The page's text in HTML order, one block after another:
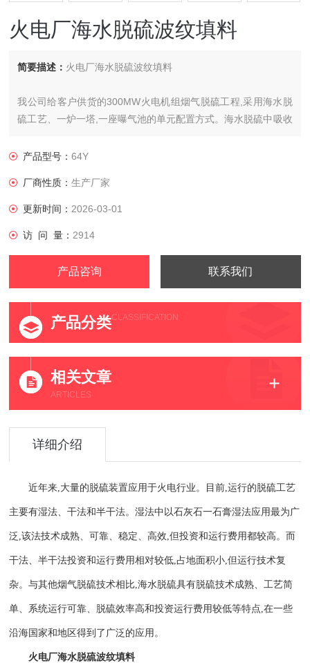
火电厂海水脱硫波纹填料
简要描述： 火电厂海水脱硫波纹填料​
我公司给客户供货的300MW火电机组烟气脱硫工程,采用海水脱
硫工艺、一炉一塔,一座曝气池的单元配置方式。海水脱硫中吸收
规整填料上面再放一段塑料PP雪花环填料。增效塔盘（格栅）用
场，同时具有协同除尘作用。该海水脱硫系统中来自冷凝器的海
水一部分进入逆流式填料吸收
产品型号：64Y
厂商性质：生产厂家
更新时间： 2026-03-01
访 问 量： 2914
产品咨询 联系我们
产品分类CLASSIFICATION
相关文章
ARTICLES
详细介绍
近年来,大量的脱硫装置应用于火电行业。目前,运行的脱硫工艺
主要有湿法、干法和半干法。湿法中以石灰石一石膏湿法应用最为广
泛,该法技术成熟、可靠、稳定、高效,但投资和运行费用都较高。而
干法、半干法投资和运行费用相对较低,占地面积小,但运行技术复
杂。与其他烟气脱硫技术相比,海水脱硫具有脱硫技术成熟、工艺简
单、系统运行可靠、脱硫效率高和投资运行费用较低等特点,在一些
沿海国家和地区得到了广泛的应用 。
火电厂海水脱硫波纹填料